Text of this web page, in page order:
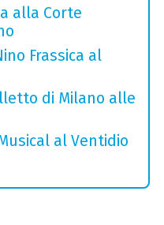
alla Corte
Frassica al
di Milano alle
al Ventidio